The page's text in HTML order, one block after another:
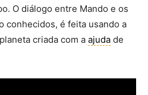
O diálogo entre Mando e os
conhecidos, é feita usando a
criada com a ajuda de